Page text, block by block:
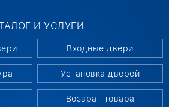
И УСЛУГИ
Входные двери
Установка дверей
Возврат товара